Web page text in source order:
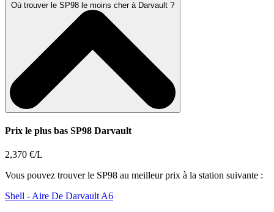
Où trouver le SP98 le moins cher à Darvault ?
Prix le plus bas SP98 Darvault
2,370 €/L
Vous pouvez trouver le SP98 au meilleur prix à la station suivante :
Shell - Aire De Darvault A6